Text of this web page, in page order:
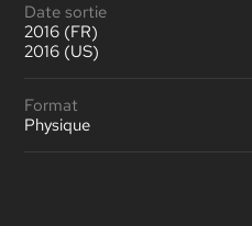
Date sortie
2016 (FR)
2016 (US)
Format
Physique